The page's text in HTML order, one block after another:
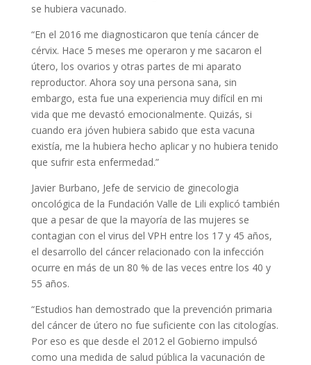
se hubiera vacunado.
“En el 2016 me diagnosticaron que tenía cáncer de
cérvix. Hace 5 meses me operaron y me sacaron el
útero, los ovarios y otras partes de mi aparato
reproductor. Ahora soy una persona sana, sin
embargo, esta fue una experiencia muy difícil en mi
vida que me devastó emocionalmente. Quizás, si
cuando era jóven hubiera sabido que esta vacuna
existía, me la hubiera hecho aplicar y no hubiera tenido
que sufrir esta enfermedad.”
Javier Burbano, Jefe de servicio de ginecologia
oncológica de la Fundación Valle de Lili explicó también
que a pesar de que la mayoría de las mujeres se
contagian con el virus del VPH entre los 17 y 45 años,
el desarrollo del cáncer relacionado con la infección
ocurre en más de un 80 % de las veces entre los 40 y
55 años.
“Estudios han demostrado que la prevención primaria
del cáncer de útero no fue suficiente con las citologías.
Por eso es que desde el 2012 el Gobierno impulsó
como una medida de salud pública la vacunación de